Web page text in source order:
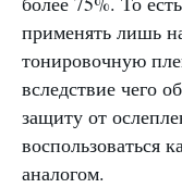
применять лишь
тонировочную
вследствие чего
защиту от
воспользоваться
аналогом.